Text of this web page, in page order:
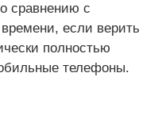
сравнению с
если верить
полностью
телефоны.